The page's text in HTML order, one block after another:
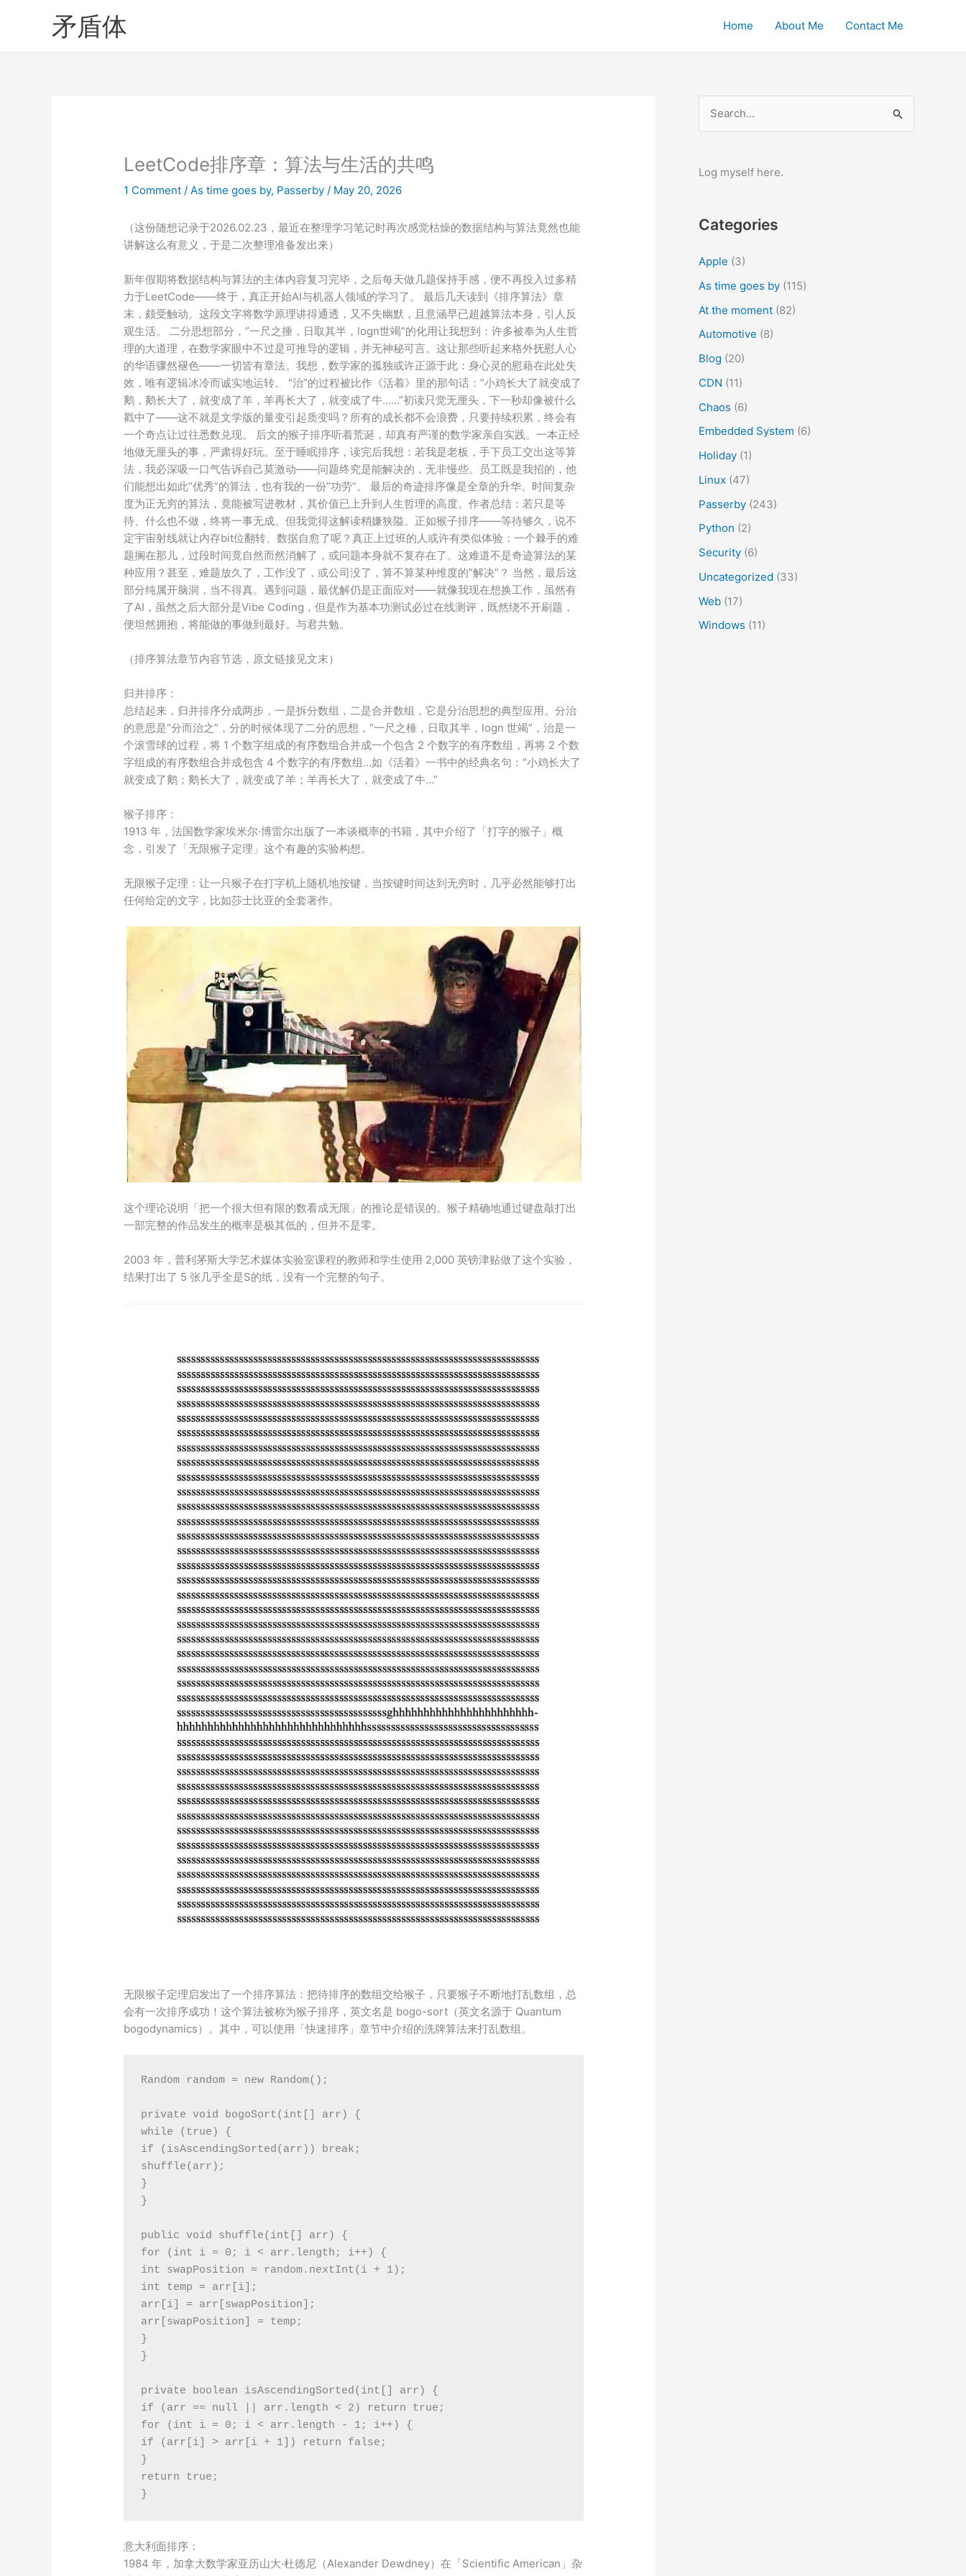
矛盾体 Home About Me Contact Me
LeetCode排序章：算法与生活的共鸣
1 Comment /As time goes by, Passerby / May 20, 2026
（这份随想记录于2026.02.23，最近在整理学习笔记时再次感觉枯燥的数据结构与算法竟然也能
讲解这么有意义，于是二次整理准备发出来）
新年假期将数据结构与算法的主体内容复习完毕，之后每天做几题保持手感，便不再投入过多精
力于LeetCode——终于，真正开始AI与机器人领域的学习了。 最后几天读到《排序算法》章
末，颇受触动。这段文字将数学原理讲得通透，又不失幽默，且意涵早已超越算法本身，引人反
观生活。 二分思想部分，”一尺之捶，日取其半，logn世竭”的化用让我想到：许多被奉为人生哲
理的大道理，在数学家眼中不过是可推导的逻辑，并无神秘可言。这让那些听起来格外抚慰人心
的华语骤然褪色——一切皆有章法。我想，数学家的孤独或许正源于此：身心灵的慰藉在此处失
效，唯有逻辑冰冷而诚实地运转。 “治”的过程被比作《活着》里的那句话：”小鸡长大了就变成了
鹅，鹅长大了，就变成了羊，羊再长大了，就变成了牛……”初读只觉无厘头，下一秒却像被什么
戳中了——这不就是文学版的量变引起质变吗？所有的成长都不会浪费，只要持续积累，终会有
一个奇点让过往悉数兑现。 后文的猴子排序听着荒诞，却真有严谨的数学家亲自实践。一本正经
地做无厘头的事，严肃得好玩。至于睡眠排序，读完后我想：若我是老板，手下员工交出这等算
法，我必深吸一口气告诉自己莫激动——问题终究是能解决的，无非慢些。员工既是我招的，他
们能想出如此”优秀”的算法，也有我的一份”功劳”。 最后的奇迹排序像是全章的升华。时间复杂
度为正无穷的算法，竟能被写进教材，其价值已上升到人生哲理的高度。作者总结：若只是等
待、什么也不做，终将一事无成。但我觉得这解读稍嫌狭隘。正如猴子排序——等待够久，说不
定宇宙射线就让内存bit位翻转、数据自愈了呢？真正上过班的人或许有类似体验：一个棘手的难
题搁在那儿，过段时间竟自然而然消解了，或问题本身就不复存在了。这难道不是奇迹算法的某
种应用？甚至，难题放久了，工作没了，或公司没了，算不算某种维度的”解决”？ 当然，最后这
部分纯属开脑洞，当不得真。遇到问题，最优解仍是正面应对——就像我现在想换工作，虽然有
了AI，虽然之后大部分是Vibe Coding，但是作为基本功测试必过在线测评，既然绕不开刷题，
便坦然拥抱，将能做的事做到最好。与君共勉。
（排序算法章节内容节选，原文链接见文末）
归并排序：
总结起来，归并排序分成两步，一是拆分数组，二是合并数组，它是分治思想的典型应用。分治
的意思是“分而治之”，分的时候体现了二分的思想，“一尺之棰，日取其半，logn 世竭”，治是一
个滚雪球的过程，将 1 个数字组成的有序数组合并成一个包含 2 个数字的有序数组，再将 2 个数
字组成的有序数组合并成包含 4 个数字的有序数组…如《活着》一书中的经典名句：“小鸡长大了
就变成了鹅；鹅长大了，就变成了羊；羊再长大了，就变成了牛…”
猴子排序：
1913 年，法国数学家埃米尔·博雷尔出版了一本谈概率的书籍，其中介绍了「打字的猴子」概
念，引发了「无限猴子定理」这个有趣的实验构想。
无限猴子定理：让一只猴子在打字机上随机地按键，当按键时间达到无穷时，几乎必然能够打出
任何给定的文字，比如莎士比亚的全套著作。
这个理论说明「把一个很大但有限的数看成无限」的推论是错误的。猴子精确地通过键盘敲打出
一部完整的作品发生的概率是极其低的，但并不是零。
2003 年，普利茅斯大学艺术媒体实验室课程的教师和学生使用 2,000 英镑津贴做了这个实验，
结果打出了 5 张几乎全是S的纸，没有一个完整的句子。
无限猴子定理启发出了一个排序算法：把待排序的数组交给猴子，只要猴子不断地打乱数组，总
会有一次排序成功！这个算法被称为猴子排序，英文名是 bogo-sort（英文名源于 Quantum
bogodynamics）。其中，可以使用「快速排序」章节中介绍的洗牌算法来打乱数组。
Random random = new Random();
private void bogoSort(int[] arr) {
while (true) {
if (isAscendingSorted(arr)) break;
shuffle(arr);
}
}
public void shuffle(int[] arr) {
for (int i = 0; i < arr.length; i++) {
int swapPosition = random.nextInt(i + 1);
int temp = arr[i];
arr[i] = arr[swapPosition];
arr[swapPosition] = temp;
}
}
private boolean isAscendingSorted(int[] arr) {
if (arr == null || arr.length < 2) return true;
for (int i = 0; i < arr.length - 1; i++) {
if (arr[i] > arr[i + 1]) return false;
}
return true;
}
意大利面排序：
1984 年，加拿大数学家亚历山大·杜德尼（Alexander Dewdney）在「Scientific American」杂
r
o
Log myself here.
Categories
Apple (3)
As time goes by (115)
At the moment (82)
Automotive (8)
Blog (20)
CDN (11)
Chaos (6)
Embedded System (6)
Holiday (1)
Linux (47)
Passerby (243)
Python (2)
Security (6)
Uncategorized (33)
Web (17)
Windows (11)